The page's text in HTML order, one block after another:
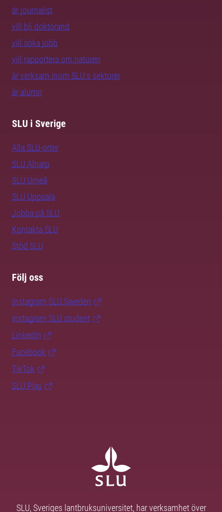
är journalist
vill bli doktorand
vill söka jobb
vill rapportera om naturen
är verksam inom SLU:s sektorer
är alumn
SLU i Sverige
Alla SLU-orter
SLU Alnarp
SLU Umeå
SLU Uppsala
Jobba på SLU
Kontakta SLU
Stöd SLU
Följ oss
Instagram SLU.Sweden
Instagram SLU.student
LinkedIn
Facebook
TikTok
SLU Play
SLU, Sveriges lantbruksuniversitet, har verksamhet över